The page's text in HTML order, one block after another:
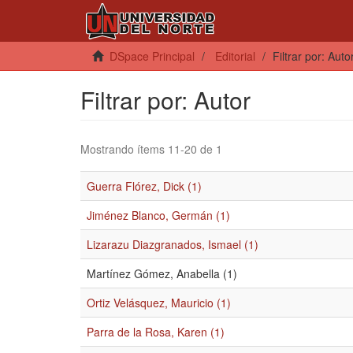
DSpace Principal Editorial Filtrar por:
Filtrar por: Autor
Mostrando ítems 11-20 de 1
Guerra Flórez, Dick (1)
Jiménez Blanco, Germán (1)
Lizarazu Diazgranados, Ismael (1)
Martínez Gómez, Anabella (1)
Ortiz Velásquez, Mauricio (1)
Parra de la Rosa, Karen (1)